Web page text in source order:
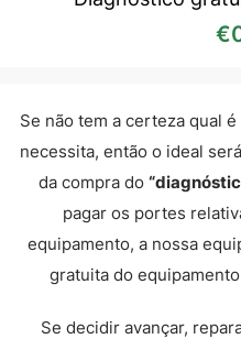
€
Se não tem a certeza qual
necessita, então o ideal
da compra do
pagar os portes
equipamento, a nossa
gratuita do
Se decidir avançar,